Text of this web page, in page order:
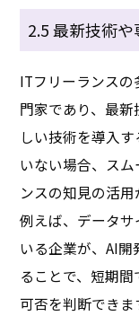
2.5 最新技術
ITフリーランス
門家であり、最
しい技術を導入
いない場合、ス
ンスの知見の活用
例えば、データ
いる企業が、AI
ることで、短期
可否を判断でき